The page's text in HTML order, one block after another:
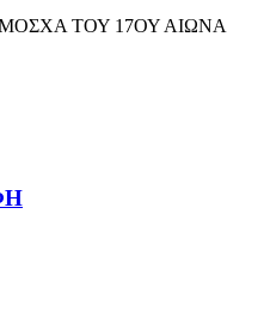
ΤΟΥ 17ΟΥ ΑΙΩΝΑ